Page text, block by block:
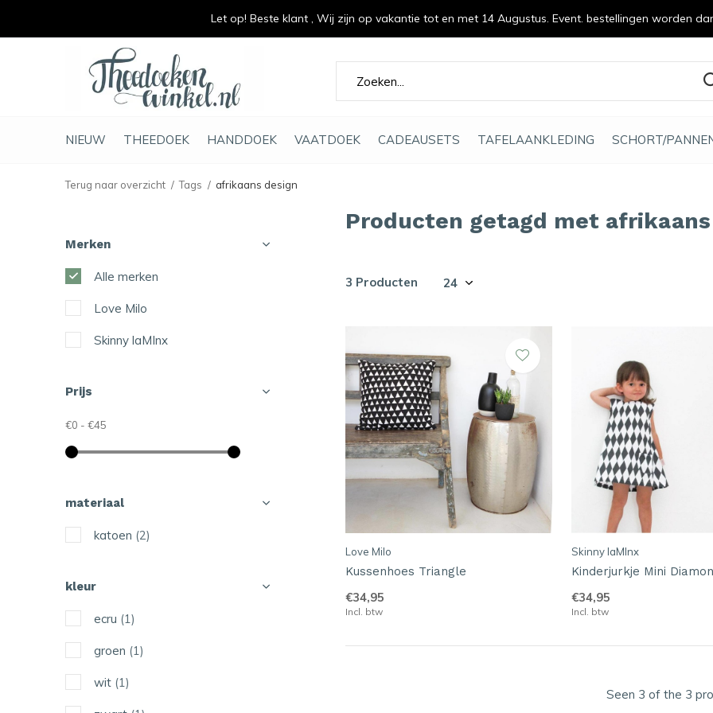
NIEUW THEEDOEK HANDDOEK VAATDOEK CADEAUSETS TAFELAANKLEDING SCHORT/
duurzaam en met liefde gemaakt
Terug naar overzicht Tags afrikaans design
Producten getagd met
3 Producten
Love Milo
Kussenhoes Triangle
€34,95
Incl. btw
Skinny laMInx
Kinderjurkje Mini
€34,95
Incl. btw
Seen 3 of the 3
Merken
Alle merken
Love Milo
Skinny laMInx
Prijs
€0 - €45
materiaal
katoen (2)
kleur
ecru (1)
groen (1)
wit (1)
Let op! Beste klant , Wij zijn op vakantie tot en met 14 Augustus. Event. bestellingen worden